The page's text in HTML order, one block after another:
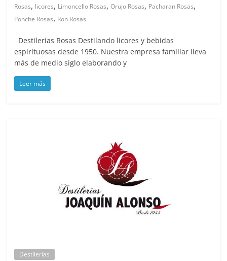
Rosas, licores, Limoncello Rosas,Orujo Rosas, Pacharan Rosas,
Ponche Rosas, Ron Rosas
Destilerías Rosas Destilando licores y bebidas
espirituosas desde 1950. Nuestra empresa familiar lleva
más de medio siglo elaborando y
Leer más
Destilerías